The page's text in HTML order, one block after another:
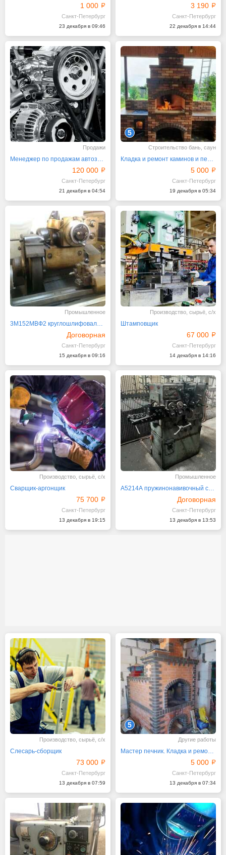
1 000
Санкт-Петербург
23 декабря в 09:46
3 190
Санкт-Петербург
22 декабря в 14:44
Продажи
Менеджер по продажам автозапчастей (грузовые)
120 000
Санкт-Петербург
21 декабря в 04:54
5
Строительство бань, саун
Кладка и ремонт каминов и печей в СПб и Лен Обл
5 000
Санкт-Петербург
19 декабря в 05:34
Промышленное
3М152МВФ2 круглошлифовальный станок
Договорная
Санкт-Петербург
15 декабря в 09:16
Производство, сырьё, с/х
Штамповщик
67 000
Санкт-Петербург
14 декабря в 14:16
Производство, сырьё, с/х
Сварщик-аргонщик
75 700
Санкт-Петербург
13 декабря в 19:15
Промышленное
А5214А пружинонавивочный станок
Договорная
Санкт-Петербург
13 декабря в 13:53
Производство, сырьё, с/х
Слесарь-сборщик
73 000
Санкт-Петербург
13 декабря в 07:59
5
Другие работы
Мастер печник. Кладка и ремонт каминов и печей
5 000
Санкт-Петербург
13 декабря в 07:34